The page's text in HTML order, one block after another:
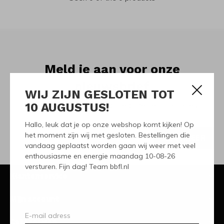
WIJ ZIJN GESLOTEN TOT
10 AUGUSTUS!
Hallo, leuk dat je op onze webshop komt kijken! Op
het moment zijn wij met gesloten. Bestellingen die
vandaag geplaatst worden gaan wij weer met veel
enthousiasme en energie maandag 10-08-26
versturen. Fijn dag! Team bbfl.nl
Meld je aan voor onze
Ontvang de nieuwste aanbiedingen en promoties
ABONNEER
Categorieën